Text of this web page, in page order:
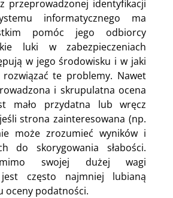
przeprowadzonej identyfikacji
informatycznego ma
pomóc jego odbiorcy
luki w zabezpieczeniach
w jego środowisku i w jaki
te problemy. Nawet
i skrupulatna ocena
mało przydatna lub wręcz
strona zainteresowana (np.
może zrozumieć wyników i
do skorygowania słabości.
swojej dużej wagi
często najmniej lubianą
oceny podatności.